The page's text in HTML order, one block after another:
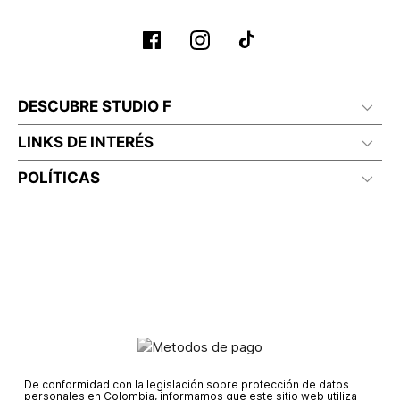
DESCUBRE STUDIO F
LINKS DE INTERÉS
POLÍTICAS
De conformidad con la legislación sobre protección de datos
personales en Colombia, informamos que este sitio web utiliza